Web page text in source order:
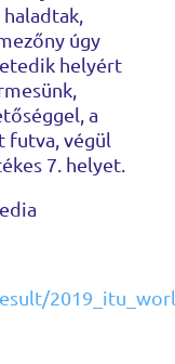
úgy
helyért
a
futva, végül
7. helyet.